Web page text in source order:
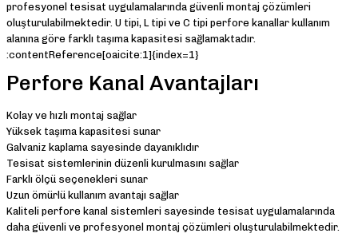
profesyonel tesisat uygulamalarında güvenli montaj çözümleri
oluşturulabilmektedir. U tipi, L tipi ve C tipi perfore kanallar kullanım
alanına göre farklı taşıma kapasitesi sağlamaktadır.
:contentReference[oaicite:1]{index=1}
Perfore Kanal Avantajları
Kolay ve hızlı montaj sağlar
Yüksek taşıma kapasitesi sunar
Galvaniz kaplama sayesinde dayanıklıdır
Tesisat sistemlerinin düzenli kurulmasını sağlar
Farklı ölçü seçenekleri sunar
Uzun ömürlü kullanım avantajı sağlar
Kaliteli perfore kanal sistemleri sayesinde tesisat uygulamalarında
daha güvenli ve profesyonel montaj çözümleri oluşturulabilmektedir.